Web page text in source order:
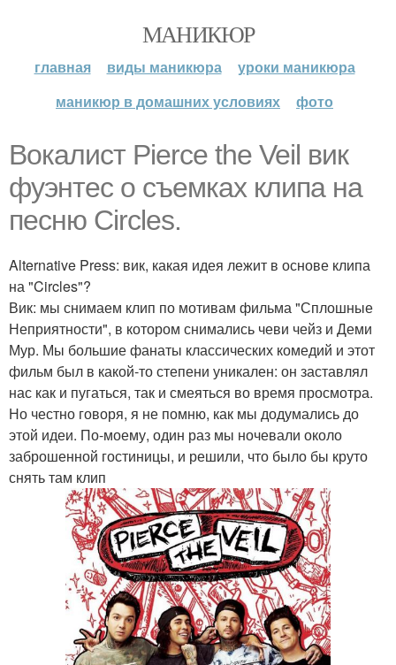
МАНИКЮР
главная виды маникюра
уроки маникюра
маникюр в домашних условиях
фото
Вокалист Pierce the Veil вик
фуэнтес о съемках клипа на
песню Circles.
Alternative Press: вик, какая идея лежит в основе клипа
на "Circles"?
Вик: мы снимаем клип по мотивам фильма "Сплошные
Неприятности", в котором снимались чеви чейз и Деми
Мур. Мы большие фанаты классических комедий и этот
фильм был в какой-то степени уникален: он заставлял
нас как и пугаться, так и смеяться во время просмотра.
Но честно говоря, я не помню, как мы додумались до
этой идеи. По-моему, один раз мы ночевали около
заброшенной гостиницы, и решили, что было бы круто
снять там клип